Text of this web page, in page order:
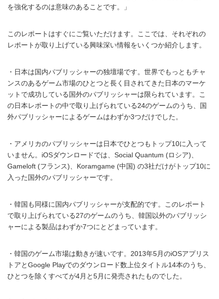
を強化するのは意味のあることです。」
このレポートはすぐにご覧いただけます。ここでは、それぞれの
レポートが取り上げている興味深い情報をいくつか紹介します。
・日本は国内パブリッシャーの独壇場です。世界でもっともチャ
ンスのあるゲーム市場のひとつと長く目されてきた日本のマーケ
ットで成功している国外のパブリッシャーは限られています。こ
の日本レポートの中で取り上げられている24のゲームのうち、国
外パブリッシャーによるゲームはわずか3つだけでした。
・アメリカのパブリッシャーは日本でひとつもトップ10に入って
いません。iOSダウンロードでは、Social Quantum (ロシア)、
Gameloft (フランス)、Koramgame (中国) の3社だけがトップ10に
入った国外のパブリッシャーです。
・韓国も同様に国内パブリッシャーが支配的です。このレポート
で取り上げられている27のゲームのうち、韓国以外のパブリッシ
ャーによる製品はわずか7つにとどまっています。
・韓国のゲーム市場は動きが速いです。2013年5月のiOSアプリス
トアとGoogle Playでのダウンロード数上位タイトル14本のうち、
ひとつを除くすべてが4月と5月に発売されたものでした。